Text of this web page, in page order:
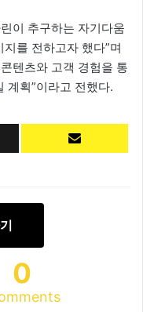
이 추구하는 자기다움
를 전하고자 했다”며
텐츠와 고객 경험을 통
계획”이라고 전했다.
0